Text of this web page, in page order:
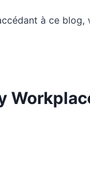
à ce